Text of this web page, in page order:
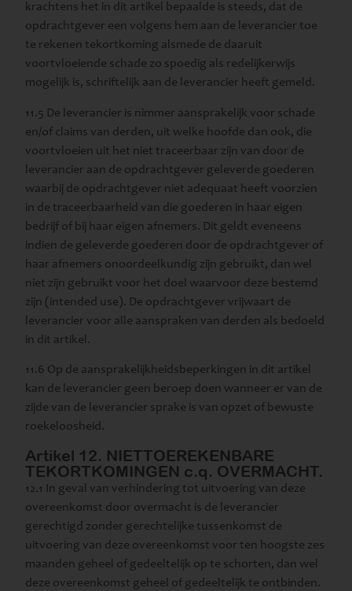
krachtens het in dit artikel bepaalde is steeds, dat de
opdrachtgever een volgens hem aan de leverancier toe
te rekenen tekortkoming alsmede de daaruit
voortvloeiende schade zo spoedig als redelijkerwijs
mogelijk is, schriftelijk aan de leverancier heeft gemeld.
11.5 De leverancier is nimmer aansprakelijk voor schade
en/of claims van derden, uit welke hoofde dan ook, die
voortvloeien uit het niet traceerbaar zijn van door de
leverancier aan de opdrachtgever geleverde goederen
waarbij de opdrachtgever niet adequaat heeft voorzien
in de traceerbaarheid van die goederen in haar eigen
bedrijf of bij haar eigen afnemers. Dit geldt eveneens
indien de geleverde goederen door de opdrachtgever of
haar afnemers onoordeelkundig zijn gebruikt, dan wel
niet zijn gebruikt voor het doel waarvoor deze bestemd
zijn (intended use). De opdrachtgever vrijwaart de
leverancier voor alle aanspraken van derden als bedoeld
in dit artikel.
11.6 Op de aansprakelijkheidsbeperkingen in dit artikel
kan de leverancier geen beroep doen wanneer er van de
zijde van de leverancier sprake is van opzet of bewuste
roekeloosheid.
Artikel 12. NIETTOEREKENBARE
TEKORTKOMINGEN c.q. OVERMACHT.
12.1 In geval van verhindering tot uitvoering van deze
overeenkomst door overmacht is de leverancier
gerechtigd zonder gerechtelijke tussenkomst de
uitvoering van deze overeenkomst voor ten hoogste zes
maanden geheel of gedeeltelijk op te schorten, dan wel
deze overeenkomst geheel of gedeeltelijk te ontbinden.